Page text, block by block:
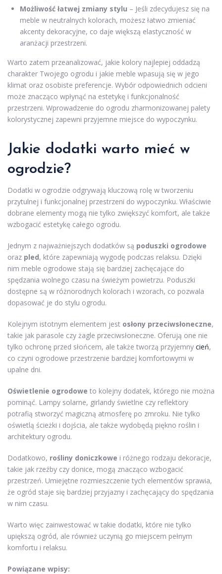
Możliwość łatwej zmiany stylu – Jeśli zdecydujesz się na
meble w neutralnych kolorach, możesz łatwo zmieniać
akcenty dekoracyjne, co daje większą elastyczność w
aranżacji przestrzeni.
Warto zatem przeanalizować, jakie kolory najlepiej oddadzą
charakter Twojego ogrodu i jakie meble wpasują się w jego
klimat oraz osobiste preferencje. Wybór odpowiednich odcieni
może znacząco wpłynąć na estetykę i funkcjonalność
przestrzeni. Wprowadzenie do ogrodu zharmonizowanej palety
kolorystycznej zapewni przyjemne miejsce do wypoczynku.
Jakie dodatki warto mieć w
ogrodzie?
Dodatki w ogrodzie odgrywają kluczową rolę w tworzeniu
przytulnej i funkcjonalnej przestrzeni do wypoczynku. Właściwie
dobrane elementy mogą nie tylko zwiększyć komfort, ale także
wzbogacić estetykę całego ogrodu.
Jednym z najważniejszych dodatków są poduszki ogrodowe
oraz pled, które zapewniają wygodę podczas relaksu. Dzięki
nim meble ogrodowe stają się bardziej zachęcające do
spędzania wolnego czasu na świeżym powietrzu. Poduszki
dostępne są w różnorodnych kolorach i wzorach, co pozwala
dopasować je do stylu ogrodu.
Kolejnym istotnym elementem jest osłony przeciwsłoneczne,
takie jak parasole czy żagle przeciwsłoneczne. Oferują one nie
tylko ochronę przed słońcem, ale także tworzą przyjemny cień,
co czyni ogrodowe przestrzenie bardziej komfortowymi w
upalne dni.
Oświetlenie ogrodowe to kolejny dodatek, którego nie można
pominąć. Lampy solarne, girlandy świetlne czy reflektory
potrafią stworzyć magiczną atmosferę po zmroku. Nie tylko
oświetlą ścieżki i dojścia, ale także wydobędą piękno roślin i
architektury ogrodu.
Dodatkowo, rośliny doniczkowe i różnego rodzaju dekoracje,
takie jak rzeźby czy donice, mogą znacząco wzbogacić
przestrzeń. Umiejętne rozmieszczenie tych elementów sprawia,
że ogród staje się bardziej przyjazny i zachęcający do spędzania
w nim czasu.
Warto więc zainwestować w takie dodatki, które nie tylko
upiększą ogród, ale również uczynią go miejscem pełnym
komfortu i relaksu.
Powiązane wpisy: